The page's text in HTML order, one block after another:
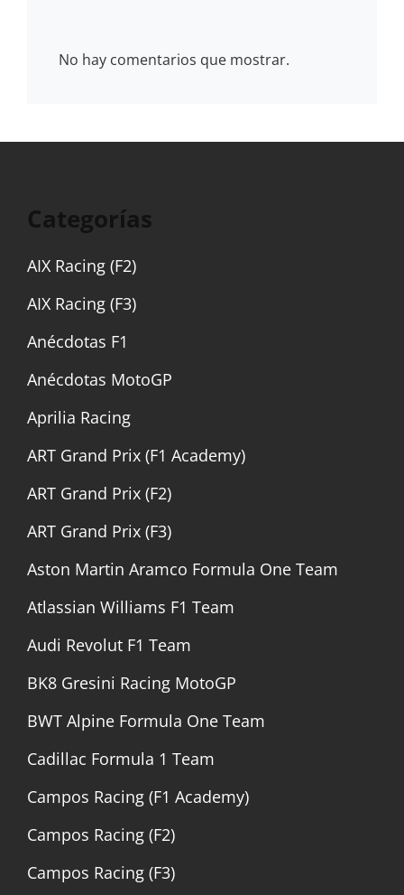
No hay comentarios que mostrar.
Categorías
AIX Racing (F2)
AIX Racing (F3)
Anécdotas F1
Anécdotas MotoGP
Aprilia Racing
ART Grand Prix (F1 Academy)
ART Grand Prix (F2)
ART Grand Prix (F3)
Aston Martin Aramco Formula One Team
Atlassian Williams F1 Team
Audi Revolut F1 Team
BK8 Gresini Racing MotoGP
BWT Alpine Formula One Team
Cadillac Formula 1 Team
Campos Racing (F1 Academy)
Campos Racing (F2)
Campos Racing (F3)